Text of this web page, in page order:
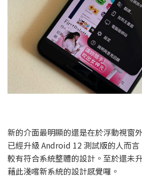
新的介面最明顯的還是在於浮動視窗
已經升級 Android 12 測試版的人而
較有符合系統整體的設計。至於還未
藉此淺嚐新系統的設計感覺囉。